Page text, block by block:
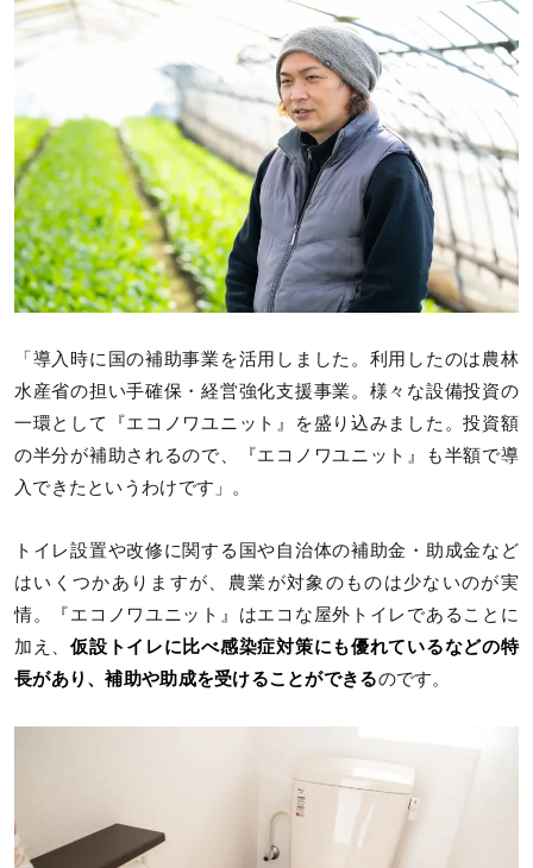
「導入時に国の補助事業を活用しました。利用したのは農林
水産省の担い手確保・経営強化支援事業。様々な設備投資の
一環として『エコノワユニット』を盛り込みました。投資額
の半分が補助されるので、『エコノワユニット』も半額で導
入できたというわけです」。
トイレ設置や改修に関する国や自治体の補助金・助成金など
はいくつかありますが、農業が対象のものは少ないのが実
情。『エコノワユニット』はエコな屋外トイレであることに
加え、仮設トイレに比べ感染症対策にも優れているなどの特
長があり、補助や助成を受けることができるのです。